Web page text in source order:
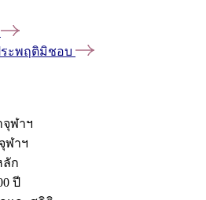
ระพฤติมิชอบ
ฬาฯ
ฬาฯ
ลัก
ปี